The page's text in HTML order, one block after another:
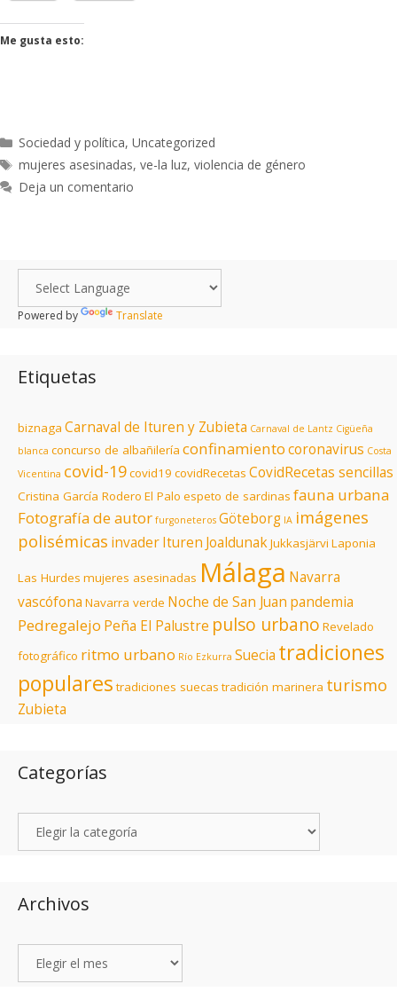
Me gusta esto:
Sociedad y política,Uncategorized
mujeres asesinadas,ve-la luz,violencia de género
Deja un comentario
Powered by Translate
Etiquetas
biznaga Carnaval de Ituren y Zubieta Carnaval de Lantz Cigüeña
blanca concurso de albañilería confinamientocoronavirus Costa
Vicentina covid-19covid19 covidRecetas CovidRecetas sencillas
Cristina García Rodero El Palo espeto de sardinas fauna urbana
Fotografía de autor furgoneteros Göteborg IA imágenes
polisémicas invaderIturen JoaldunakJukkasjärvi Laponia
Las Hurdes mujeres asesinadas Málaga Navarra
vascófona Navarra verde Noche de San Juan pandemia
Pedregalejo Peña El Palustre pulso urbano Revelado
fotográfico ritmo urbano Río Ezkurra Suecia tradiciones
populares tradiciones suecas tradición marinera turismo
Zubieta
Categorías
Archivos